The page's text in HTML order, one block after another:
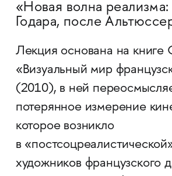
«Новая волна
Годара, после
Лекция основана на книге
«Визуальный мир
(2010), в ней
потерянное измерение
которое возникло
в
художников французского